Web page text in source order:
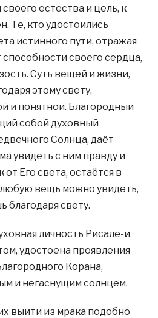
естества и цель, к
Те, кто удостоились
истинного пути, отражая
своего сердца,
Суть вещей и жизни,
этому свету,
и понятной. Благородный
собой духовный
Солнца, даёт
увидеть с ним правду и
от Его света, остаётся в
вещь можно увидеть,
благодаря свету.
личность Рисале-и
удостоена проявления
Корана,
и негаснущим солнцем.
выйти из мрака подобно